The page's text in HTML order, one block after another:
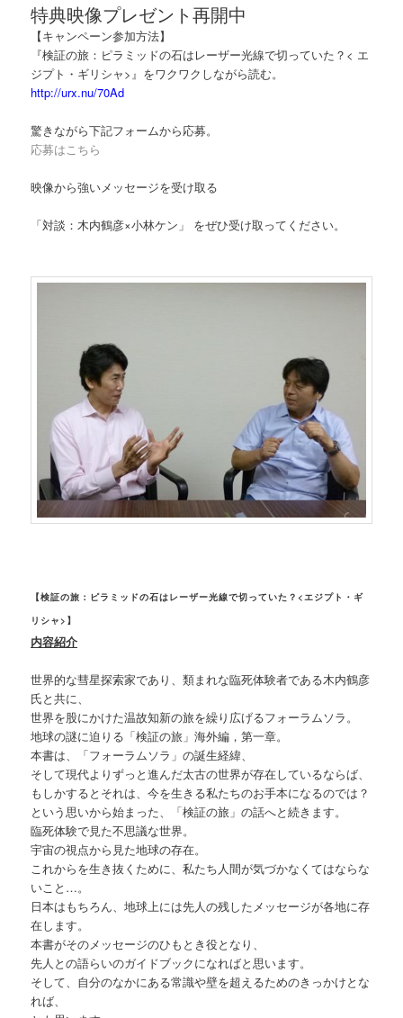
特典映像プレゼント再開中
【キャンペーン参加方法】
『検証の旅：ピラミッドの石はレーザー光線で切っていた？< エ
ジプト・ギリシャ>』をワクワクしながら読む。
http://urx.nu/70Ad
驚きながら下記フォームから応募。
応募はこちら
映像から強いメッセージを受け取る
「対談：木内鶴彦×小林ケン」 をぜひ受け取ってください。
【検証の旅：ピラミッドの石はレーザー光線で切っていた？<エジプト・ギ
リシャ>】
内容紹介
世界的な彗星探索家であり、類まれな臨死体験者である木内鶴彦
氏と共に、
世界を股にかけた温故知新の旅を繰り広げるフォーラムソラ。
地球の謎に迫りる「検証の旅」海外編，第一章。
本書は、「フォーラムソラ」の誕生経緯、
そして現代よりずっと進んだ太古の世界が存在しているならば、
もしかするとそれは、今を生きる私たちのお手本になるのでは？
という思いから始まった、「検証の旅」の話へと続きます。
臨死体験で見た不思議な世界。
宇宙の視点から見た地球の存在。
これからを生き抜くために、私たち人間が気づかなくてはならな
いこと…。
日本はもちろん、地球上には先人の残したメッセージが各地に存
在します。
本書がそのメッセージのひもとき役となり、
先人との語らいのガイドブックになればと思います。
そして、自分のなかにある常識や壁を超えるためのきっかけとな
れば、